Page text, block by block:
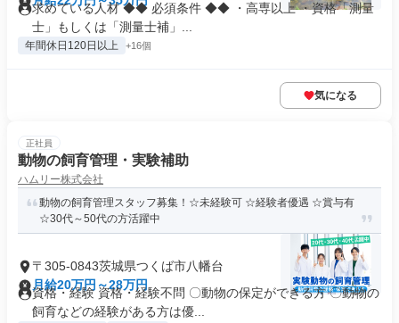
求めている人材 ◆◆ 必須条件 ◆◆ ・高専以上 ・資格「測量
士」もしくは「測量士補」...
年間休日120日以上 +16個
気になる
正社員
動物の飼育管理・実験補助
ハムリー株式会社
動物の飼育管理スタッフ募集！☆未経験可 ☆経験者優遇 ☆賞与有
☆30代～50代の方活躍中
〒305-0843茨城県つくば市八幡台
月給20万円～28万円
資格・経験 資格・経験不問 〇動物の保定ができる方 〇動物の
飼育などの経験がある方は優...